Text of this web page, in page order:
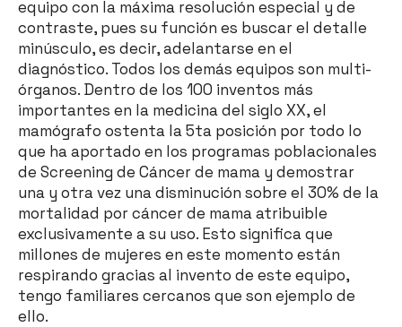
equipo con la máxima resolución especial y de
contraste, pues su función es buscar el detalle
minúsculo, es decir, adelantarse en el
diagnóstico. Todos los demás equipos son multi-
órganos. Dentro de los 100 inventos más
importantes en la medicina del siglo XX, el
mamógrafo ostenta la 5ta posición por todo lo
que ha aportado en los programas poblacionales
de Screening de Cáncer de mama y demostrar
una y otra vez una disminución sobre el 30% de la
mortalidad por cáncer de mama atribuible
exclusivamente a su uso. Esto significa que
millones de mujeres en este momento están
respirando gracias al invento de este equipo,
tengo familiares cercanos que son ejemplo de
ello.